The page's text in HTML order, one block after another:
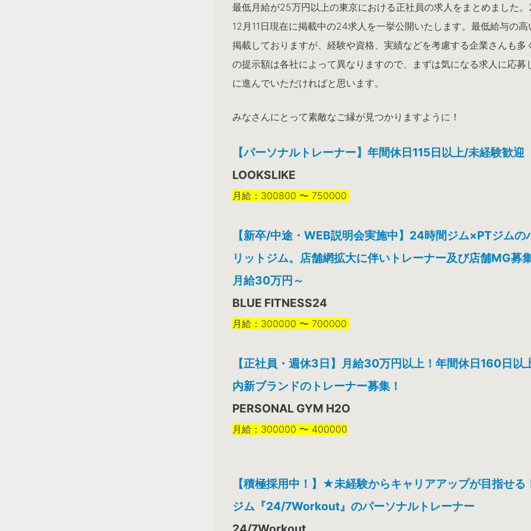
最低月給が25万円以上の東京における正社員の求人をまとめました
12月11日現在に掲載中の24求人を一挙公開いたします。最低給与の高
掲載しておりますが、経験や資格、実績などを考慮する企業さんも多
の提示額は各社によって異なりますので、まずは気になる求人に応募
に進んでいただければと思います。
みなさんにとって素敵なご縁が見つかりますように！
【パーソナルトレーナー】年間休日115日以上/未経験歓迎
LOOKSLIKE
月給：300800 〜 750000
【新卒/中途・WEB説明会実施中】24時間ジム×PTジムの
リットジム。店舗網拡大に伴いトレーナー及び店舗MG募
月給30万円～
BLUE FITNESS24
月給：300000 〜 700000
【正社員・週休3日】月給30万円以上！年間休日160日以
内新ブランドのトレーナー募集！
PERSONAL GYM H2O
月給：300000 〜 400000
【積極採用中！】★未経験からキャリアアップが目指せる
ジム『24/7Workout』のパーソナルトレーナー